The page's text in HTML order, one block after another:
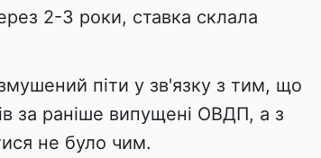
2-3 роки, ставка склала
піти у зв'язку з тим, що
за раніше випущені ОВДП, а з
не було чим.